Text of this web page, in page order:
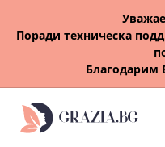
Поради техническа
Благодарим